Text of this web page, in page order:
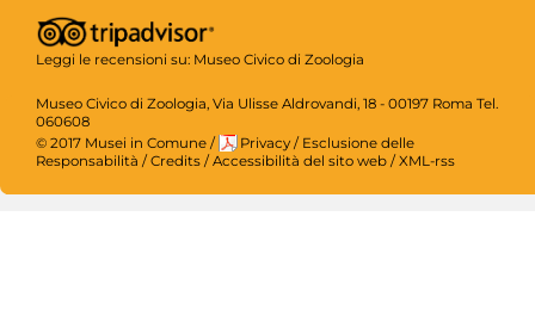
Leggi le recensioni su: Museo Civico di Zoologia
Museo Civico di Zoologia, Via Ulisse Aldrovandi, 18 - 00197 Roma Tel.
060608
© 2017 Musei in Comune / Privacy / Esclusione delle
Responsabilità / Credits / Accessibilità del sito web / XML-rss